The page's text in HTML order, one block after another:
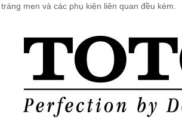
tráng men và các phụ kiện liên quan đều kém.